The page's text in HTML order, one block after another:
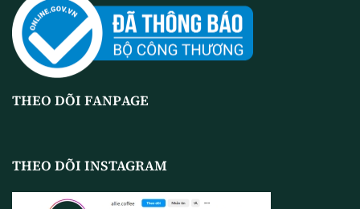
THEO DÕI FANPAGE
THEO DÕI INSTAGRAM